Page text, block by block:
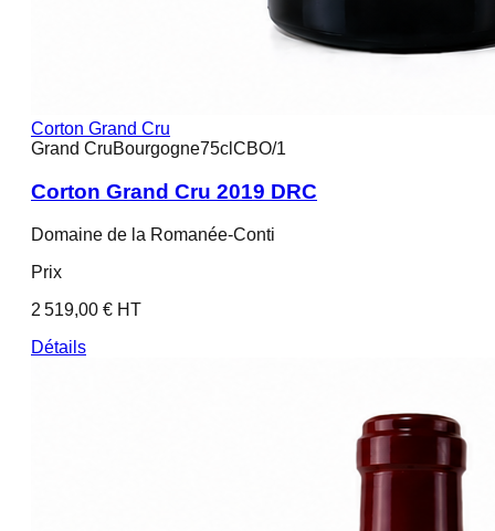
Corton Grand Cru
Grand CruBourgogne75cl CBO/1
Corton Grand Cru 2019 DRC
Domaine de la Romanée-Conti
Prix
2 519,00 € HT
Détails